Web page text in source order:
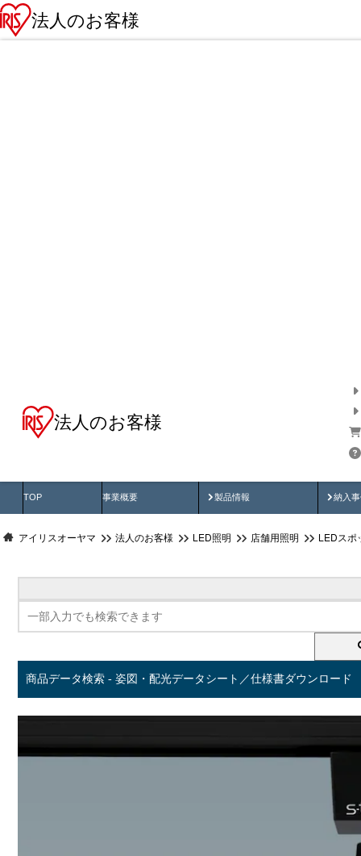
法人のお客様
法人のお客様
TOP 事業概要 製品情報
製品動画 納入
納
アイリスオーヤマ 法人のお客様 LED照明 店舗用照明 LEDスポ
商品データ検索 - 姿図・配光データシート／仕様書ダウンロード